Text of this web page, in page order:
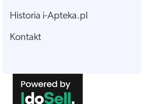
Historia i-Apteka.pl
Kontakt